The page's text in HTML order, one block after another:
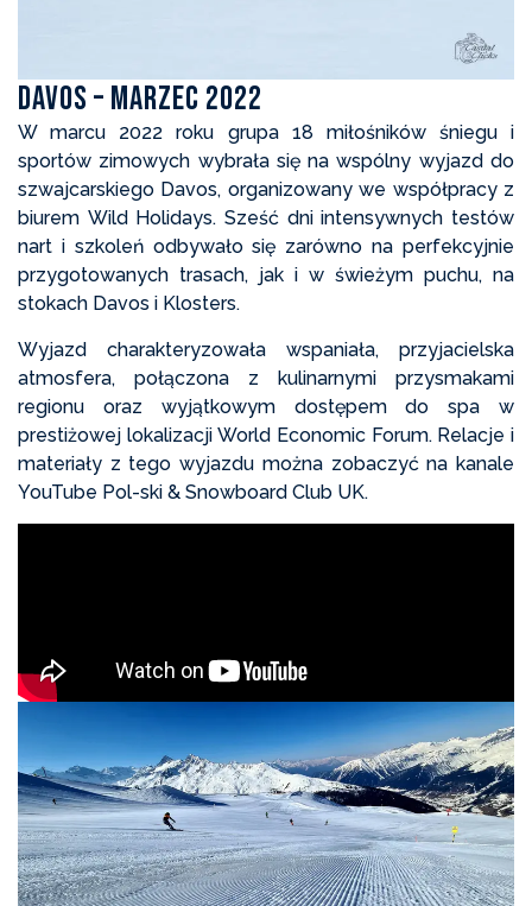
Davos – marzec 2022
W marcu 2022 roku grupa 18 miłośników śniegu i
sportów zimowych wybrała się na wspólny wyjazd do
szwajcarskiego Davos, organizowany we współpracy z
biurem Wild Holidays. Sześć dni intensywnych testów
nart i szkoleń odbywało się zarówno na perfekcyjnie
przygotowanych trasach, jak i w świeżym puchu, na
stokach Davos i Klosters.
Wyjazd charakteryzowała wspaniała, przyjacielska
atmosfera, połączona z kulinarnymi przysmakami
regionu oraz wyjątkowym dostępem do spa w
prestiżowej lokalizacji World Economic Forum. Relacje i
materiały z tego wyjazdu można zobaczyć na kanale
YouTube Pol-ski & Snowboard Club UK.